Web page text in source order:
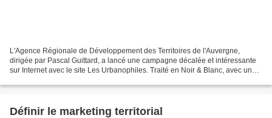
L'Agence Régionale de Développement des Territoires de l'Auvergne,
dirigée par Pascal Guittard, a lancé une campagne décalée et intéressante
sur Internet avec le site Les Urbanophiles. Traité en Noir & Blanc, avec un
Définir le marketing territorial